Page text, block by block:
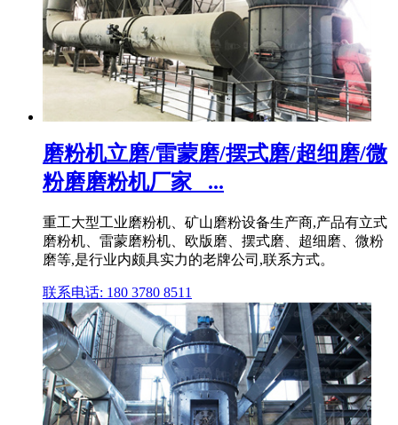
磨粉机立磨/雷蒙磨/摆式磨/超细磨/微
粉磨磨粉机厂家_ ...
重工大型工业磨粉机、矿山磨粉设备生产商,产品有立式
磨粉机、雷蒙磨粉机、欧版磨、摆式磨、超细磨、微粉
磨等,是行业内颇具实力的老牌公司,联系方式。
联系电话: 180 3780 8511